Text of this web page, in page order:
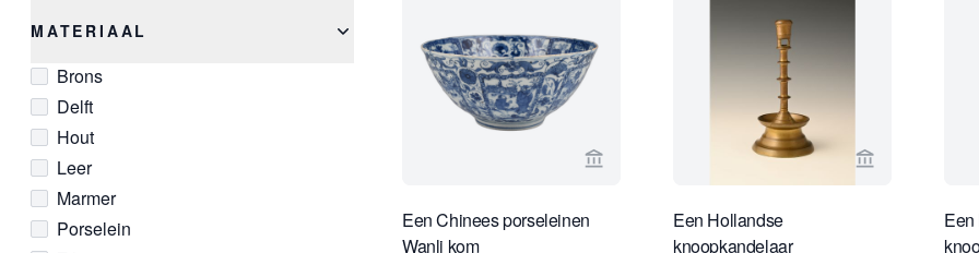
MATERIAAL
Brons
Delft
Hout
Leer
Marmer
Porselein
Bekijk verkoperspagina van Limburg Antiquairs
Een Chinees porseleinen
Wanli kom
Bekijk
Een Hollandse
knoopkandelaar